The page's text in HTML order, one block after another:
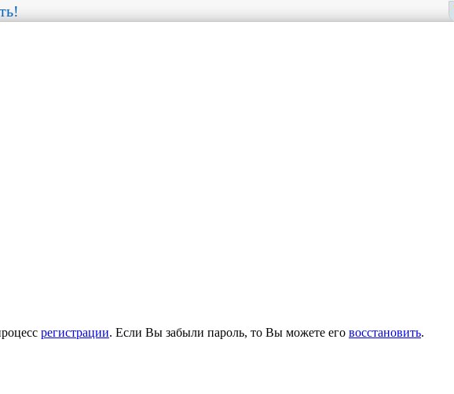
регистрации. Если Вы забыли пароль, то Вы можете его восстановить.